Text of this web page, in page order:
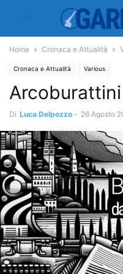
Home Cronaca e Attualità
Cronaca e Attualità Various
Di Luca Delpozzo - 26 Agosto